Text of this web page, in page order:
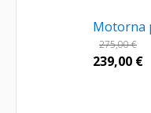
Motorna
275,00€
239,00 €